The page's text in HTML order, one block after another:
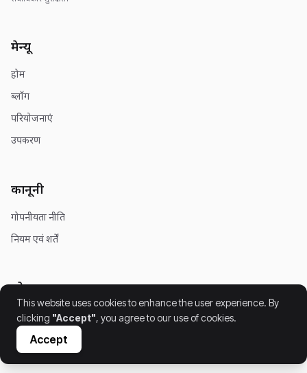
मेन्यू
होम
ब्लॉग
परियोजनाएं
उपकरण
कानूनी
गोपनीयता नीति
नियम एवं शर्तें
सोशल
This website uses cookies to enhance the user experience. By
clicking "Accept", you agree to our use of cookies.
Accept